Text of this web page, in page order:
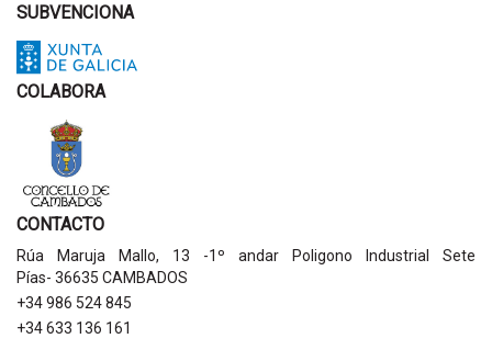
SUBVENCIONA
COLABORA
CONTACTO
Rúa Maruja Mallo, 13 -1º andar Poligono Industrial Sete
Pías- 36635 CAMBADOS
+34 986 524 845
+34 633 136 161